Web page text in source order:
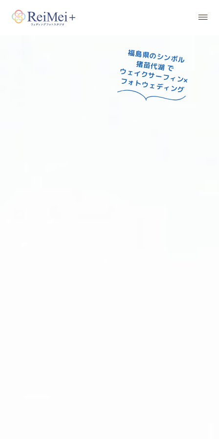
福島県のシンボル
猪苗代湖 で
ウェイクサーフィン×
フォトウェディング
福島県のシンボル
猪苗代湖 で
ウェイクサーフィン×
フォトウェディング
福島県のシンボル
猪苗代湖 で
ウェイクサーフィン×
フォトウェディング
福島県のシンボル
猪苗代湖 で
ウェイクサーフィン×
フォトウェディング